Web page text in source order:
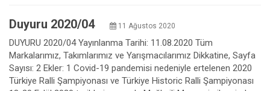
Duyuru 2020/04 11 Ağustos 2020
DUYURU 2020/04 Yayınlanma Tarihi: 11.08.2020 Tüm
Markalarımız, Takımlarımız ve Yarışmacılarımız Dikkatine, Sayfa
Sayısı: 2 Ekler: 1 Covid-19 pandemisi nedeniyle ertelenen 2020
Türkiye Ralli Şampiyonası ve Türkiye Historic Ralli Şampiyonası